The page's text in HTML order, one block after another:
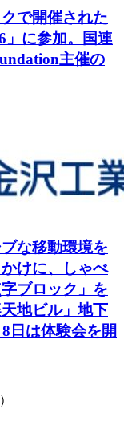
で開催された
」に参加。国連
主催の
な移動環境を
けに、しゃべ
ブロック」を
地ビル」地下
日は体験会を開
）